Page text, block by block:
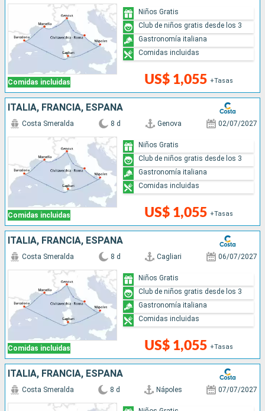
Comidas incluidas US$ 1,055 +Tasas
Niños Gratis
Club de niños gratis desde los 3
Gastronomía italiana
Comidas incluidas
ITALIA, FRANCIA, ESPAÑA
Comidas incluidas
Costa Smeralda 8 d Genova 02/07/2027
US$ 1,055 +Tasas
Niños Gratis
Club de niños gratis desde los 3
Gastronomía italiana
Comidas incluidas
ITALIA, FRANCIA, ESPAÑA
Comidas incluidas
Costa Smeralda 8 d Cagliari 06/07/2027
US$ 1,055 +Tasas
Niños Gratis
Club de niños gratis desde los 3
Gastronomía italiana
Comidas incluidas
ITALIA, FRANCIA, ESPAÑA
Costa Smeralda 8 d Nápoles 07/07/2027